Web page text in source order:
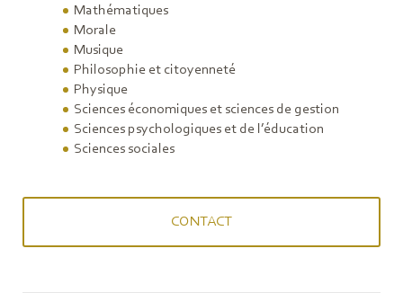
Mathématiques
Morale
Musique
Philosophie et citoyenneté
Physique
Sciences économiques et sciences de gestion
Sciences psychologiques et de l’éducation
Sciences sociales
CONTACT